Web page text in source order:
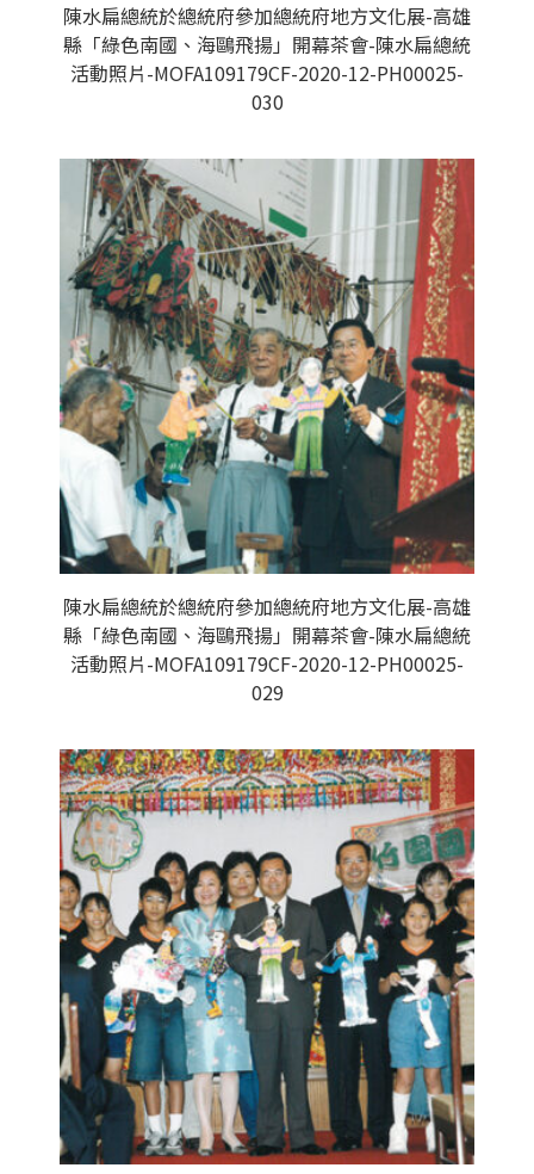
陳水扁總統於總統府參加總統府地方文化展-高雄
縣「綠色南國、海鷗飛揚」開幕茶會-陳水扁總統
活動照片-MOFA109179CF-2020-12-PH00025-
030
陳水扁總統於總統府參加總統府地方文化展-高雄
縣「綠色南國、海鷗飛揚」開幕茶會-陳水扁總統
活動照片-MOFA109179CF-2020-12-PH00025-
029